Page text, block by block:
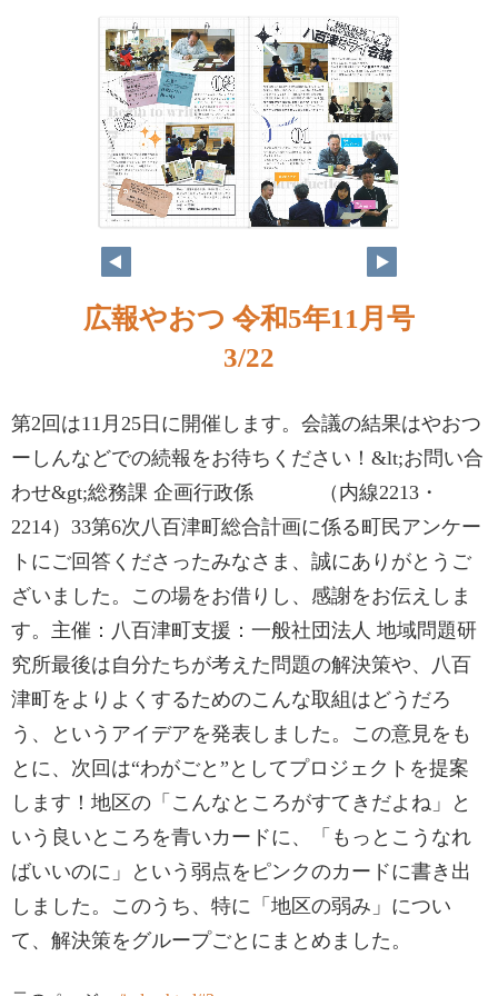
広報やおつ 令和5年11月号
3/22
第2回は11月25日に開催します。会議の結果はやおつ
ーしんなどでの続報をお待ちください！&lt;お問い合
わせ&gt;総務課 企画行政係 （内線2213・
2214）33第6次八百津町総合計画に係る町民アンケー
トにご回答くださったみなさま、誠にありがとうご
ざいました。この場をお借りし、感謝をお伝えしま
す。主催：八百津町支援：一般社団法人 地域問題研
究所最後は自分たちが考えた問題の解決策や、八百
津町をよりよくするためのこんな取組はどうだろ
う、というアイデアを発表しました。この意見をも
とに、次回は“わがごと”としてプロジェクトを提案
します！地区の「こんなところがすてきだよね」と
いう良いところを青いカードに、「もっとこうなれ
ばいいのに」という弱点をピンクのカードに書き出
しました。このうち、特に「地区の弱み」につい
て、解決策をグループごとにまとめました。